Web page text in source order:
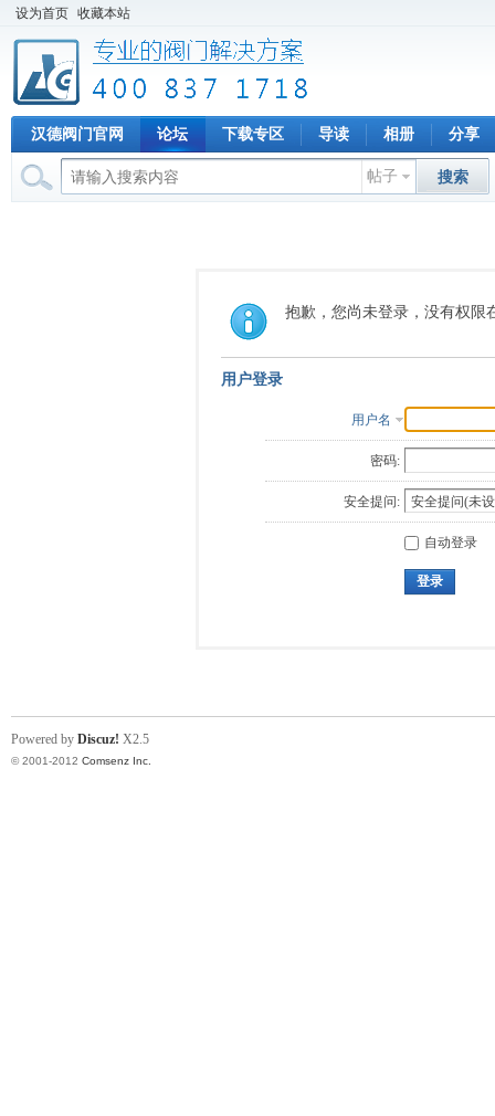
设为首页 收藏本站
汉德阀门官网 论坛 下载专区 导读 相册 分享
帖子 搜索
抱歉，您尚未登录，没有权限
用户登录
用户名
密码:
安全提问:
自动登录
登录
Powered by Discuz! X2.5
© 2001-2012 Comsenz Inc.